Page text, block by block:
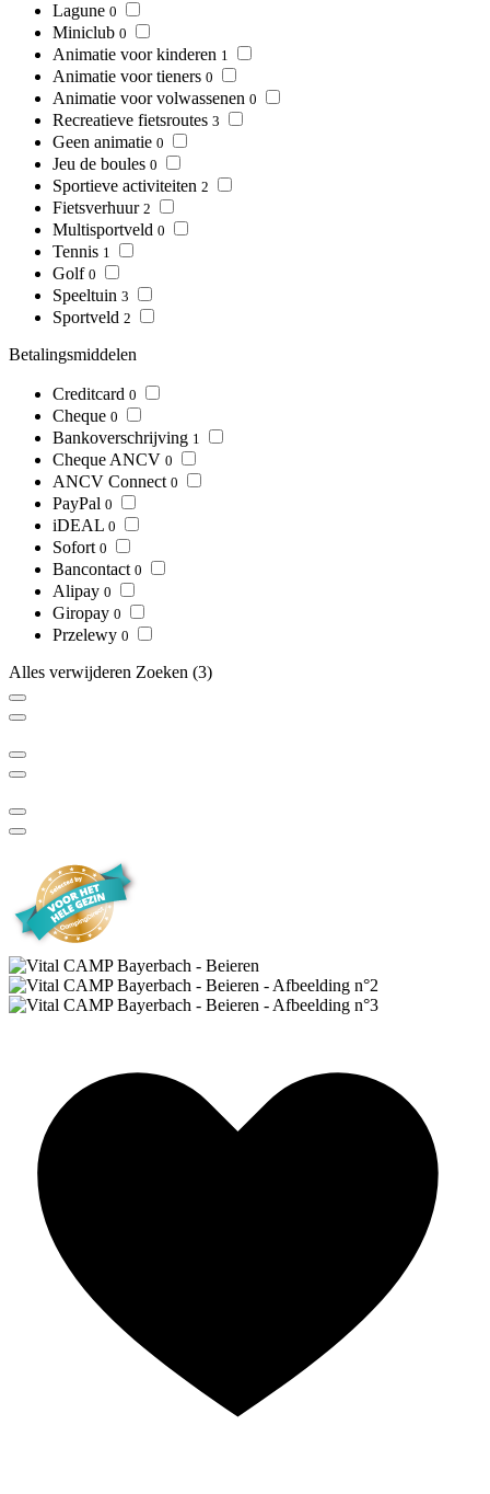
Lagune 0
Miniclub 0
Animatie voor kinderen 1
Animatie voor tieners 0
Animatie voor volwassenen 0
Recreatieve fietsroutes 3
Geen animatie 0
Jeu de boules 0
Sportieve activiteiten 2
Fietsverhuur 2
Multisportveld 0
Tennis 1
Golf 0
Speeltuin 3
Sportveld 2
Betalingsmiddelen
Creditcard 0
Cheque 0
Bankoverschrijving 1
Cheque ANCV 0
ANCV Connect 0
PayPal 0
iDEAL 0
Sofort 0
Bancontact 0
Alipay 0
Giropay 0
Przelewy 0
Alles verwijderen Zoeken (3)